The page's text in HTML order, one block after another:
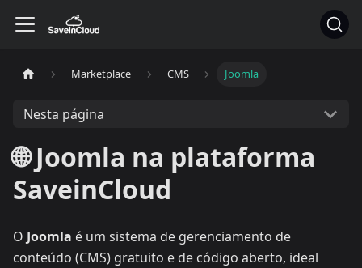
Marketplace CMS Joomla
Nesta página
🌐 Joomla na plataforma
SaveinCloud
O Joomla é um sistema de gerenciamento de
conteúdo (CMS) gratuito e de código aberto, ideal